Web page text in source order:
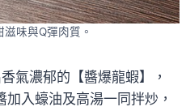
味與Q彈肉質。
氣濃郁的【醬爆龍蝦】，
入蠔油及高湯一同拌炒，